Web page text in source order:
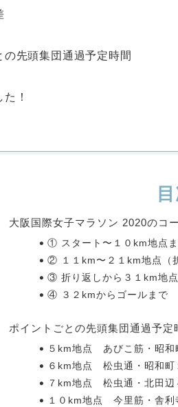
の先頭集団通過予定時間
！
大阪国際女子マラソン 2020のコ
① スタート〜１０km地点
② １１km〜２１km地点（
③ 折り返しから３１km地
④ ３２kmからゴールまで
ポイントごとの先頭集団通過予
５km地点 あびこ筋・昭和
６km地点 松虫通・昭和町
７km地点 松虫通・北田辺
１０km地点 今里筋・舎利